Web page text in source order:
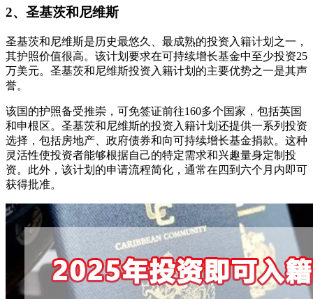
2、圣基茨和尼维斯
圣基茨和尼维斯是历史最悠久、最成熟的投资入籍计划之一，
其护照价值很高。该计划要求在可持续增长基金中至少投资25
万美元。圣基茨和尼维斯投资入籍计划的主要优势之一是其声
誉。
该国的护照备受推崇，可免签证前往160多个国家，包括英国
和申根区。圣基茨和尼维斯的投资入籍计划还提供一系列投资
选择，包括房地产、政府债券和向可持续增长基金捐款。这种
灵活性使投资者能够根据自己的特定需求和兴趣量身定制投
资。此外，该计划的申请流程简化，通常在四到六个月内即可
获得批准。